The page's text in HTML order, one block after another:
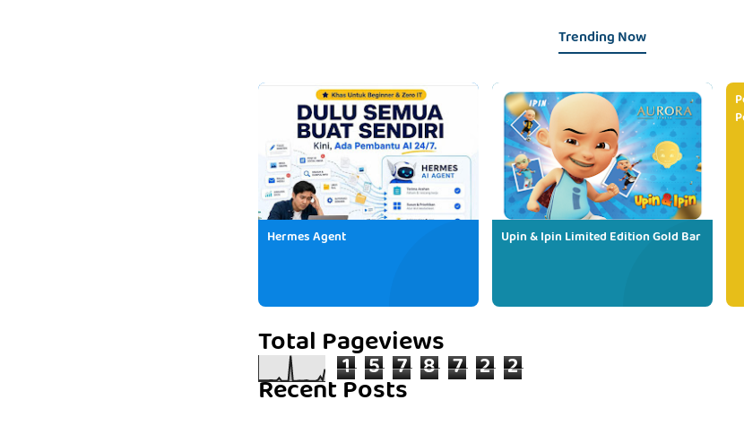
Trending Now
Hermes Agent Upin & Ipin Limited Edition Gold Bar
Total Pageviews
1 5 7 8 7 2 2
Recent Posts